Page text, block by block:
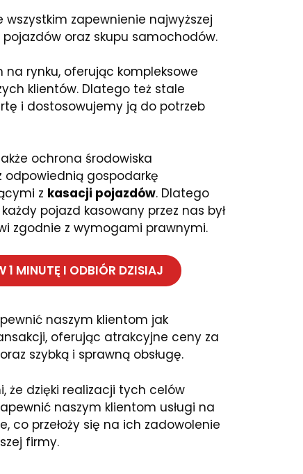
wszystkim zapewnienie najwyższej
pojazdów oraz skupu samochodów.
rynku, oferując kompleksowe
klientów. Dlatego też stale
i dostosowujemy ją do potrzeb
ochrona środowiska
odpowiednią gospodarkę
z kasacji pojazdów. Dlatego
pojazd kasowany przez nas był
zgodnie z wymogami prawnymi.
1 MINUTĘ I ODBIÓR DZISIAJ
naszym klientom jak
oferując atrakcyjne ceny za
szybką i sprawną obsługę.
że dzięki realizacji tych celów
naszym klientom usługi na
co przełoży się na ich zadowolenie
firmy.